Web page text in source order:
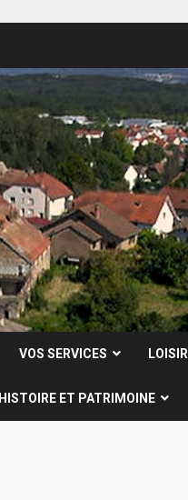
VOS SERVICES
HISTOIRE ET PATRIMOINE